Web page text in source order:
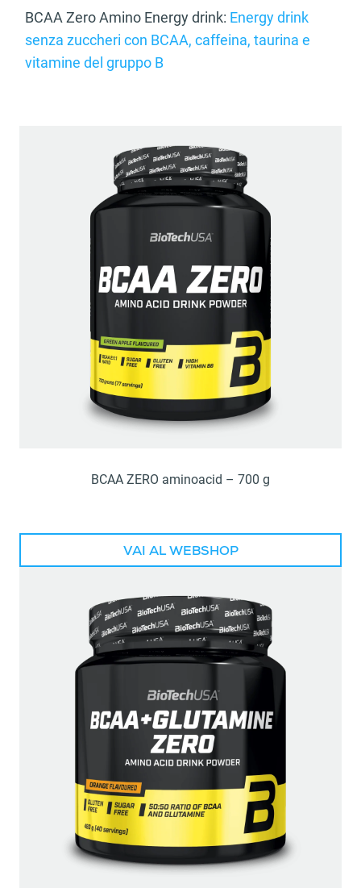
BCAA Zero Amino Energy drink: Energy drink
senza zuccheri con BCAA, caffeina, taurina e
vitamine del gruppo B
BCAA ZERO aminoacid – 700 g
VAI AL WEBSHOP